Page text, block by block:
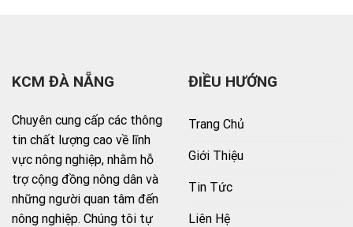
KCM ĐÀ NẴNG
Chuyên cung cấp các thông
tin chất lượng cao về lĩnh
vực nông nghiệp, nhằm hỗ
trợ cộng đồng nông dân và
những người quan tâm đến
nông nghiệp. Chúng tôi tự
ĐIỀU HƯỚNG
Trang Chủ
Giới Thiệu
Tin Tức
Liên Hệ